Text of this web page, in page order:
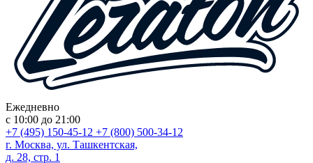
Ежедневно
с 10:00 до 21:00
+7 (495) 150-45-12 +7 (800) 500-34-12
г. Москва, ул. Ташкентская,
д. 28, стр. 1